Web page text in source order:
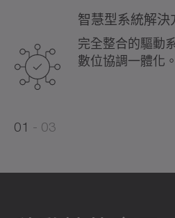
智慧型系統解決
完全整合的驅動
數位協調一體化。
01
03